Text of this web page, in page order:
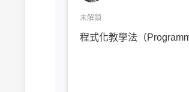
未解鎖
程式化教學法（